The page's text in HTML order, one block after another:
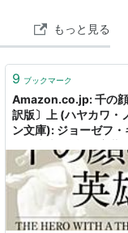
ありません。あ
度でもチャ…
もっと見る
9 ブックマーク
Amazon.co.jp: 千の
訳版〕上 (ハヤカワ・
ン文庫): ジョーゼフ
光宏 (翻訳): 本